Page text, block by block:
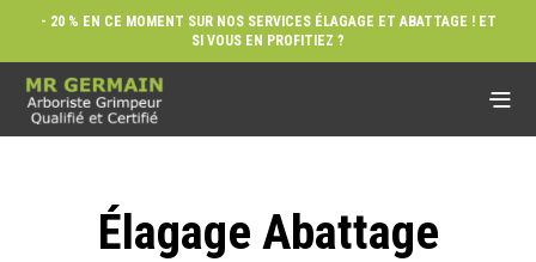
- 20 % EN CE MOMENT SUR NOS SERVICES ÉLAGAGE ET ABATTAGE ! ET
SI VOUS EN PROFITIEZ ?
Élagage Abattage